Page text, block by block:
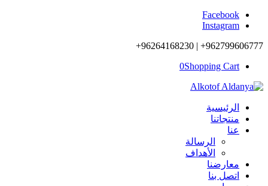
Facebook
Instagram
962799606777+ | 96264168230+
0Shopping Cart
الرئيسية
منتجاتنا
عنا
الرسالة
الأهداف
معارضنا
اتصل بنا